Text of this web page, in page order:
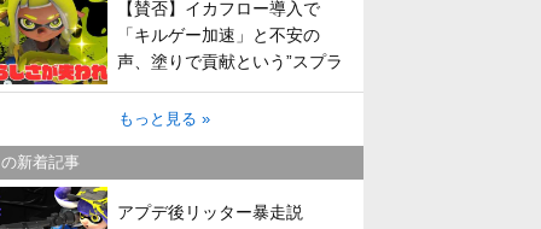
【賛否】イカフロー導入で
「キルゲー加速」と不安の
声、塗りで貢献という”スプラ
らしさ”は失われてしまうのか
もっと見る »
新着記事
アプデ後リッター暴走説